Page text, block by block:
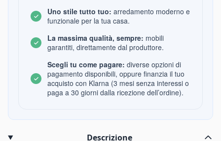
Uno stile tutto tuo: arredamento moderno e
funzionale per la tua casa.
La massima qualità, sempre: mobili
garantiti, direttamente dal produttore.
Scegli tu come pagare: diverse opzioni di
pagamento disponibili, oppure finanzia il tuo
acquisto con Klarna (3 mesi senza interessi o
paga a 30 giorni dalla ricezione dell’ordine).
Descrizione